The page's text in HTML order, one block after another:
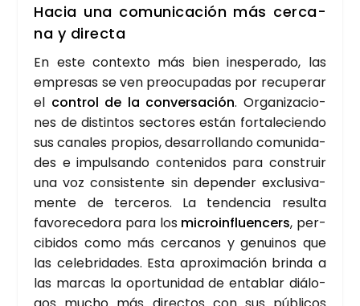
Hacia una comu­ni­ca­ción más cer­ca­
na y direc­ta
En este con­tex­to más bien ines­pe­ra­do, las
empre­sas se ven preo­cu­pa­das por recu­pe­rar
el con­trol de la con­ver­sa­ción. Orga­ni­za­cio­
nes de dis­tin­tos sec­to­res están for­ta­le­cien­do
sus cana­les pro­pios, desa­rro­llan­do comu­ni­da­
des e impul­san­do con­te­ni­dos para cons­truir
una voz con­sis­ten­te sin depen­der exclu­si­va­
men­te de ter­ce­ros. La ten­den­cia resul­ta
favo­re­ce­do­ra para los micro­in­fluen­cers, per­
ci­bi­dos como más cer­ca­nos y genui­nos que
las cele­bri­da­des. Esta apro­xi­ma­ción brin­da a
las mar­cas la opor­tu­ni­dad de enta­blar diá­lo­